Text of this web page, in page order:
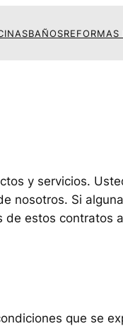
BAÑOS
y servicios.
nosotros. Si
estos contratos
que se